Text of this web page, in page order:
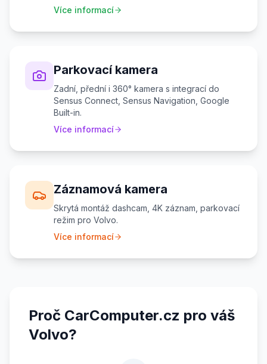
Více informací
Parkovací kamera
Zadní, přední i 360° kamera s integrací do
Sensus Connect, Sensus Navigation, Google
Built-in.
Více informací
Záznamová kamera
Skrytá montáž dashcam, 4K záznam, parkovací
režim pro Volvo.
Více informací
Proč CarComputer.cz pro váš
Volvo?